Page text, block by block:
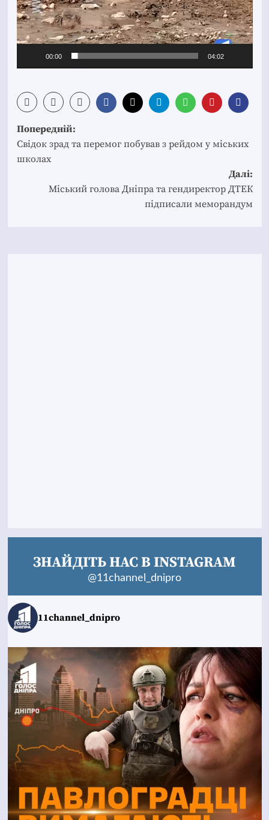
00:00 04:02
Post
navigation
Попередній:
Свідок зрад та перемог побував з рейдом у міських
школах
Далі:
Міський голова Дніпра та гендиректор ДТЕК
підписали меморандум
ЗНАЙДІТЬ НАС В INSTAGRAM
@11channel_dnipro
11channel_dnipro